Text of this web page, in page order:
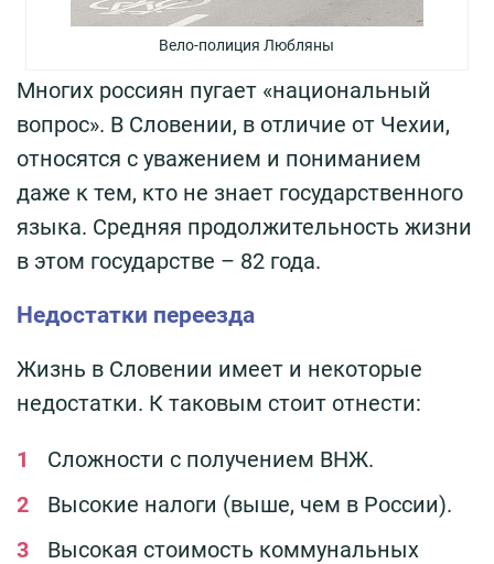
Вело-полиция Любляны
Многих россиян пугает «национальный
вопрос». В Словении, в отличие от Чехии,
относятся с уважением и пониманием
даже к тем, кто не знает государственного
языка. Средняя продолжительность жизни
в этом государстве – 82 года.
Недостатки переезда
Жизнь в Словении имеет и некоторые
недостатки. К таковым стоит отнести:
Сложности с получением ВНЖ.
Высокие налоги (выше, чем в России).
Высокая стоимость коммунальных